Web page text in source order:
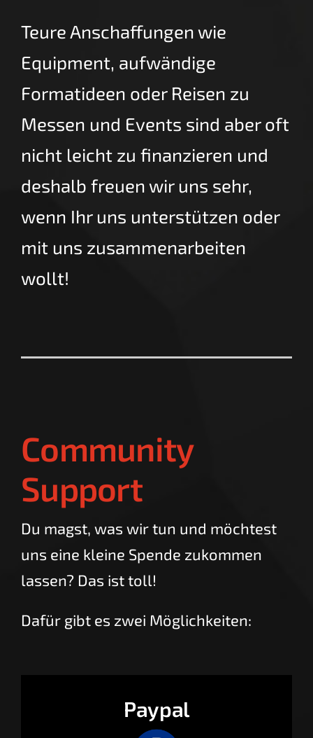
Teure Anschaffungen wie
Equipment, aufwändige
Formatideen oder Reisen zu
Messen und Events sind aber oft
nicht leicht zu finanzieren und
deshalb freuen wir uns sehr,
wenn Ihr uns unterstützen oder
mit uns zusammenarbeiten
wollt!
Community
Support
Du magst, was wir tun und möchtest
uns eine kleine Spende zukommen
lassen? Das ist toll!
Dafür gibt es zwei Möglichkeiten:
Paypal